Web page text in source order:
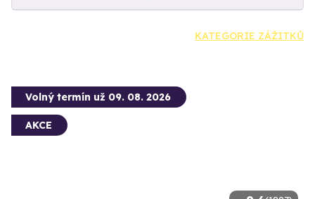
KATEGORIE ZÁŽITKŮ
Volný termín už 09. 08. 2026
AKCE